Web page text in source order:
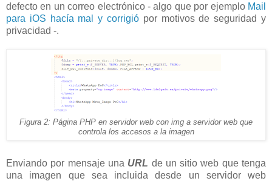
defecto en un correo electrónico - algo que por ejemplo Mail
para iOS hacía mal y corrigió por motivos de seguridad y
privacidad -.
Figura 2: Página PHP en servidor web con img a servidor web que
controla los accesos a la imagen
Enviando por mensaje una URL de un sitio web que tenga
una imagen que sea incluida desde un servidor web